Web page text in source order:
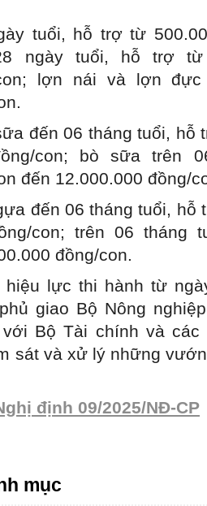
tuổi, hỗ trợ từ
ngày tuổi, hỗ trợ từ
con; lợn nái và lợn
đến 06 tháng tuổi, hỗ
con; bò sữa trên
đến 12.000.000 đồng/
đến 06 tháng tuổi, hỗ
con; trên 06 tháng
đồng/con.
hiệu lực thi hành từ
giao Bộ Nông
Bộ Tài chính và các
sát và xử lý những
định 09/2025/NĐ-CP
mục